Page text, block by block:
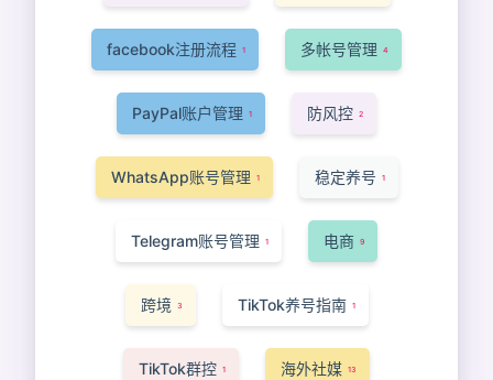
facebook注册流程 1 多帐号管理 4
PayPal账户管理 1 防风控 2
WhatsApp账号管理 1 稳定养号 1
Telegram账号管理 1 电商 9
跨境 3 TikTok养号指南 1
TikTok群控 1 海外社媒 13